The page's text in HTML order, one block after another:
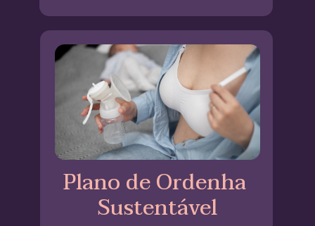
Plano de Ordenha
Sustentável